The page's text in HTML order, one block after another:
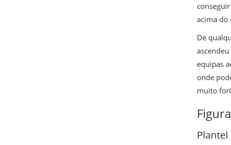
acima do
De
equipas
onde
muito
Plantel